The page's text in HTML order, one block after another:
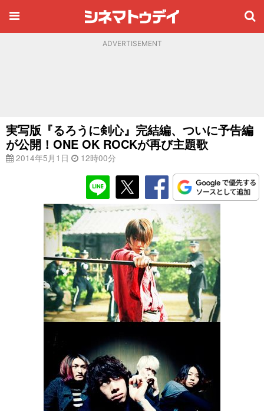
ADVERTISEMENT
実写版『るろうに剣心』完結編、ついに予告編
が公開！ONE OK ROCKが再び主題歌
2014年5月1日 12時00分